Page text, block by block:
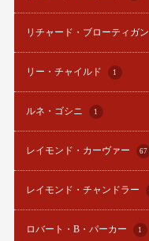
リチャード・ブローティガン
リー・チャイルド 1
ルネ・ゴシニ 1
レイモンド・カーヴァー 67
レイモンド・チャンドラー
ロバート・B・パーカー 1